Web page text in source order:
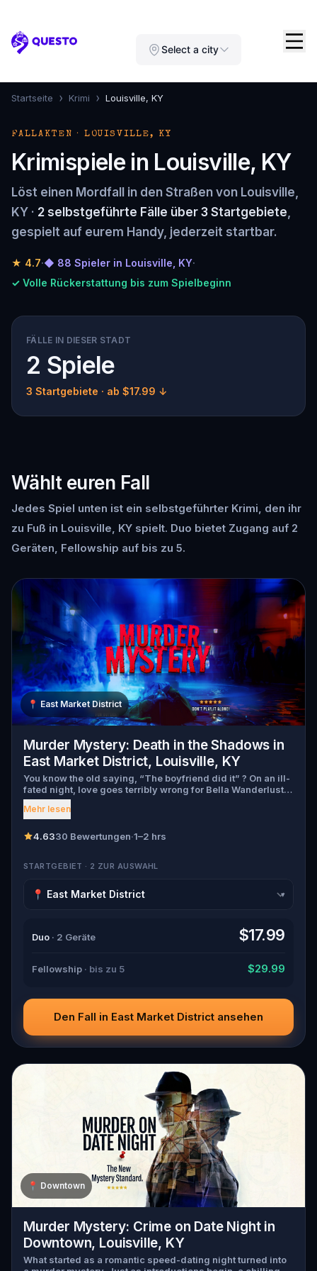
Questo Select a city
Startseite › Krimi › Louisville, KY
FALLAKTEN · LOUISVILLE, KY
Krimispiele in Louisville, KY
Löst einen Mordfall in den Straßen von Louisville,
KY · 2 selbstgeführte Fälle über 3 Startgebiete,
gespielt auf eurem Handy, jederzeit startbar.
★ 4.7·◆ 88 Spieler in Louisville, KY·
✓ Volle Rückerstattung bis zum Spielbeginn
FÄLLE IN DIESER STADT
2 Spiele
3 Startgebiete · ab $17.99 ↓
Wählt euren Fall
Jedes Spiel unten ist ein selbstgeführter Krimi, den ihr
zu Fuß in Louisville, KY spielt. Duo bietet Zugang auf 2
Geräten, Fellowship auf bis zu 5.
📍 East Market District
Murder Mystery: Death in the Shadows in
East Market District, Louisville, KY
You know the old saying, “The boyfriend did it” ? On an ill-
fated night, love goes terribly wrong for Bella Wanderlust
and Walter Bridges . Bella, a famous travel blogger, was
found dead during a ghost tour led by the theatrical Percy
Walter, the obsessed boyfriend? Percy, the ghost tour
suspects, and expose the real murderer before they strike
down all the crucial evidence.
Mehr lesen
4.6330 Bewertungen·1–2 hrs
STARTGEBIET · 2 ZUR AUSWAHL
▾
Duo · 2 Geräte $17.99
Fellowship · bis zu 5 $29.99
Den Fall in East Market District ansehen
📍 Downtown
Murder Mystery: Crime on Date Night in
Downtown, Louisville, KY
What started as a romantic speed-dating night turned into